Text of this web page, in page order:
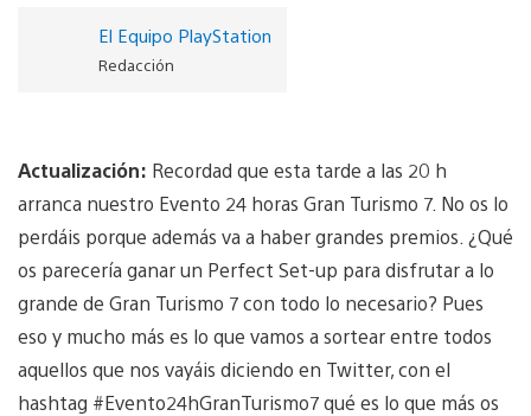
El Equipo PlayStation
Redacción
Actualización: Recordad que esta tarde a las 20 h
arranca nuestro Evento 24 horas Gran Turismo 7. No os lo
perdáis porque además va a haber grandes premios. ¿Qué
os parecería ganar un Perfect Set-up para disfrutar a lo
grande de Gran Turismo 7 con todo lo necesario? Pues
eso y mucho más es lo que vamos a sortear entre todos
aquellos que nos vayáis diciendo en Twitter, con el
hashtag #Evento24hGranTurismo7 qué es lo que más os